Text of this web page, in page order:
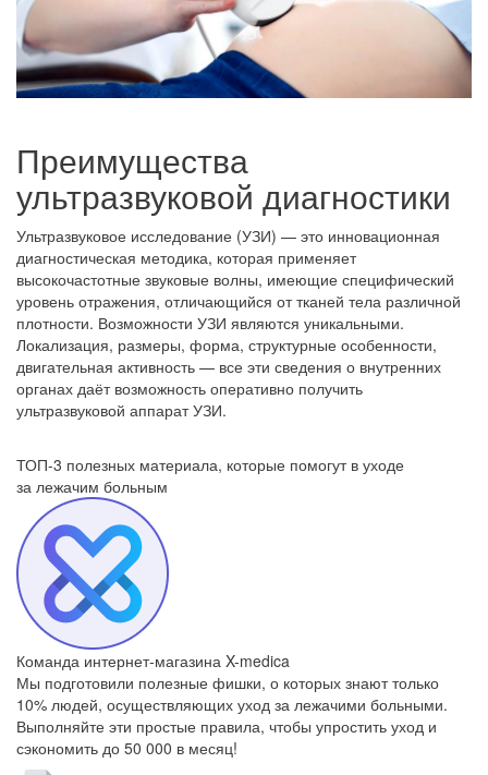
Преимущества
ультразвуковой диагностики
Ультразвуковое исследование (УЗИ) — это инновационная
диагностическая методика, которая применяет
высокочастотные звуковые волны, имеющие специфический
уровень отражения, отличающийся от тканей тела различной
плотности. Возможности УЗИ являются уникальными.
Локализация, размеры, форма, структурные особенности,
двигательная активность — все эти сведения о внутренних
органах даёт возможность оперативно получить
ультразвуковой аппарат УЗИ.
ТОП-3 полезных материала, которые помогут в уходе
за лежачим больным
Команда интернет-магазина X-medica
Мы подготовили полезные фишки, о которых знают только
10% людей, осуществляющих уход за лежачими больными.
Выполняйте эти простые правила, чтобы упростить уход и
сэкономить до 50 000 в месяц!